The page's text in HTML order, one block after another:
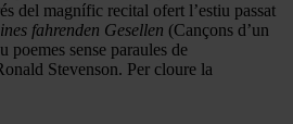
del magnífic recital ofert l’estiu passat
fahrenden Gesellen (Cançons d’un
sense paraules de
Stevenson. Per cloure la